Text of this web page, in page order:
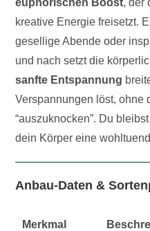
kreative Energie freisetzt.
gesellige Abende oder
und nach setzt die
sanfte Entspannung
Verspannungen löst, ohne
“auszuknocken”. Du
dein Körper eine
Anbau-Daten &
Merkmal